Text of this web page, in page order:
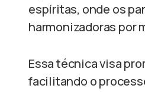
espíritas, onde os
harmonizadoras por
Essa técnica visa
facilitando o